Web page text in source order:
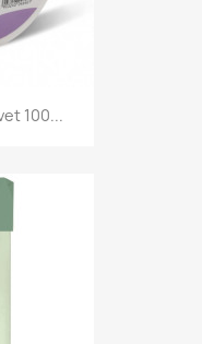
100...